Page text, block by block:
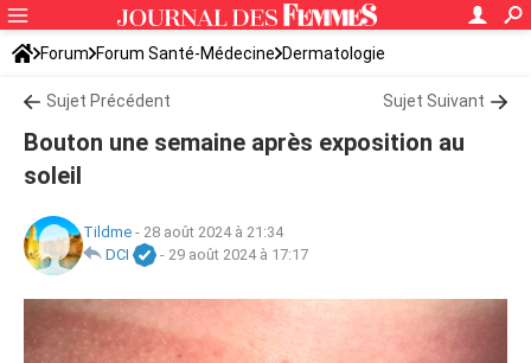
Forum Forum Santé-Médecine Dermatologie
Sujet Précédent Sujet Suivant
Bouton une semaine après exposition au
soleil
Tildme - 28 août 2024 à 21:34
DCI
- 29 août 2024 à 17:17